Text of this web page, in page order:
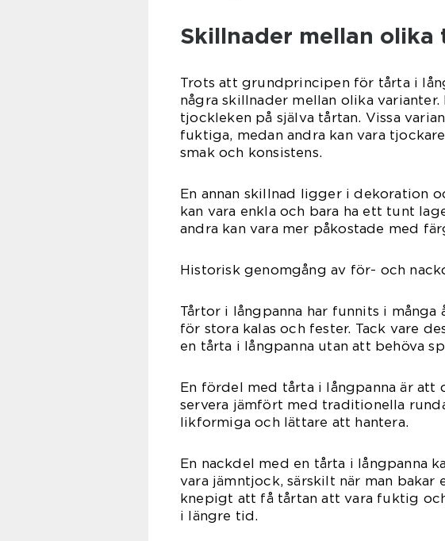
Skillnader mellan olika
Trots att grundprincipen för tårta i
några skillnader mellan olika
tjockleken på själva tårtan. Vissa
fuktiga, medan andra kan vara
smak och konsistens.
En annan skillnad ligger i dekoration
kan vara enkla och bara ha ett tunt
andra kan vara mer påkostade med
Historisk genomgång av för- och
Tårtor i långpanna har funnits i
för stora kalas och fester. Tack vare
en tårta i långpanna utan att behöva
En fördel med tårta i långpanna är att
servera jämfört med traditionella
likformiga och lättare att hantera.
En nackdel med en tårta i långpanna
vara jämntjock, särskilt när man bakar
knepigt att få tårtan att vara fuktig
i längre tid.